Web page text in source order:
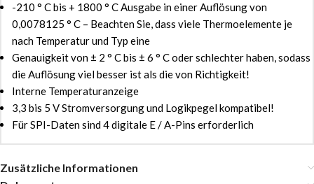
-210 ° C bis + 1800 ° C Ausgabe in einer Auflösung von
0,0078125 ° C – Beachten Sie, dass viele Thermoelemente je
nach Temperatur und Typ eine
Genauigkeit von ± 2 ° C bis ± 6 ° C oder schlechter haben, sodass
die Auflösung viel besser ist als die von Richtigkeit!
Interne Temperaturanzeige
3,3 bis 5 V Stromversorgung und Logikpegel kompatibel!
Für SPI-Daten sind 4 digitale E / A-Pins erforderlich
Zusätzliche Informationen